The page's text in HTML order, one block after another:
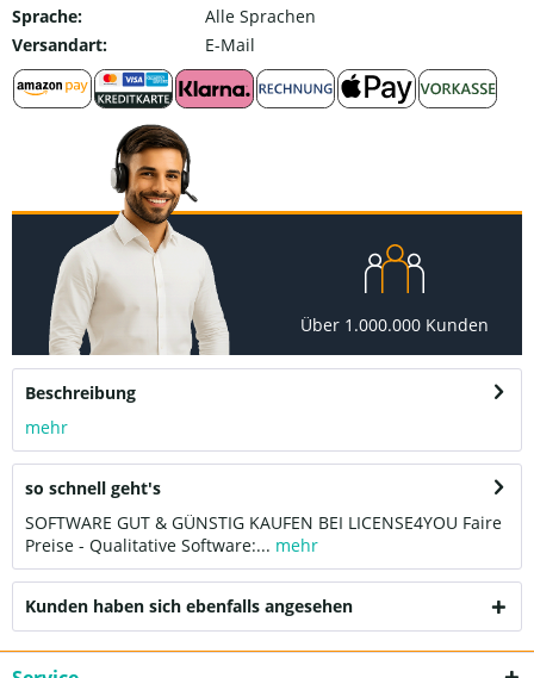
Sprache:
Alle Sprachen
Versandart:
E-Mail
Über 1.000.000 Kunden
Beschreibung
mehr
so schnell geht's
SOFTWARE GUT & GÜNSTIG KAUFEN BEI LICENSE4YOU Faire
Preise - Qualitative Software:... mehr
Kunden haben sich ebenfalls angesehen